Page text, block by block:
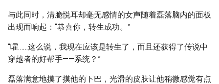
与此同时，清脆悦耳却毫无感情的女声随着磊落脑内的面板
出现而响起：“恭喜你，转生成功。”
“嚯……这么说，我现在应该是转生了，而且还获得了传说中
穿越者的好帮手——系统？”
磊落满意地摸了摸他的下巴，光滑的皮肤让他稍微感觉有点